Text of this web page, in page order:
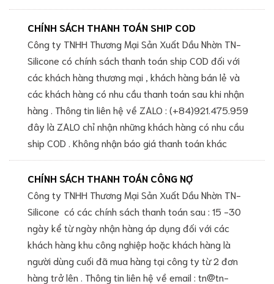
CHÍNH SÁCH THANH TOÁN SHIP COD
Công ty TNHH Thương Mại Sản Xuất Dầu Nhờn TN-
Silicone có chính sách thanh toán ship COD đối với
các khách hàng thương mại , khách hàng bán lẻ và
các khách hàng có nhu cầu thanh toán sau khi nhận
hàng . Thông tin liên hệ về ZALO : (+84)921.475.959
đây là ZALO chỉ nhận những khách hàng có nhu cầu
ship COD . Không nhận báo giá thanh toán khác
CHÍNH SÁCH THANH TOÁN CÔNG NỢ
Công ty TNHH Thương Mại Sản Xuất Dầu Nhờn TN-
Silicone có các chính sách thanh toán sau : 15 -30
ngày kể từ ngày nhận hàng áp dụng đối với các
khách hàng khu công nghiệp hoặc khách hàng là
người dùng cuối đã mua hàng tại công ty từ 2 đơn
hàng trở lên . Thông tin liên hệ về email : tn@tn-